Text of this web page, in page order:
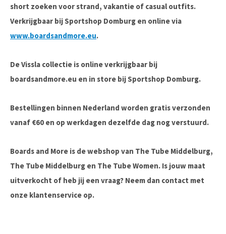
short zoeken voor strand, vakantie of casual outfits.
Verkrijgbaar bijSportshop Domburg en online via
www.boardsandmore.eu.
De Vissla collectie is online verkrijgbaar bij
boardsandmore.eu en in store bij Sportshop Domburg.
Bestellingen binnen Nederland worden gratis verzonden
vanaf €60 en op werkdagen dezelfde dag nog verstuurd.
Boards and More is de webshop van The Tube Middelburg,
The Tube Middelburg en The Tube Women. Is jouw maat
uitverkocht of heb jij een vraag? Neem dan contact met
onze klantenservice op.